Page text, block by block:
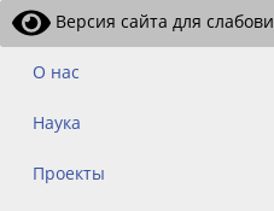
Версия сайта для
О нас
Наука
Проекты